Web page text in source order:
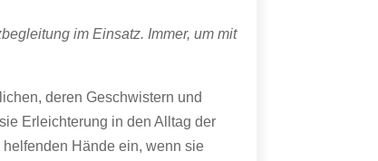
im Einsatz. Immer, um mit
deren Geschwistern und
Erleichterung in den Alltag der
Hände ein, wenn sie